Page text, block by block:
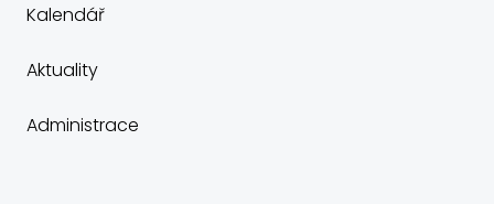
Kalendář
Aktuality
Administrace